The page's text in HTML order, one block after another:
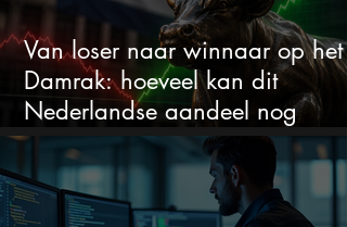
Van loser naar winnaar op het
Damrak: hoeveel kan dit
Nederlandse aandeel nog
stijgen?